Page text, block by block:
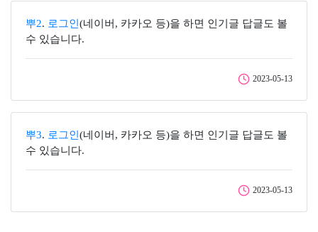
뿌2. 로그인 (네이버, 카카오 등)을 하면 인기글 답글도 볼
수 있습니다.
2023-05-13
뿌3. 로그인 (네이버, 카카오 등)을 하면 인기글 답글도 볼
수 있습니다.
2023-05-13